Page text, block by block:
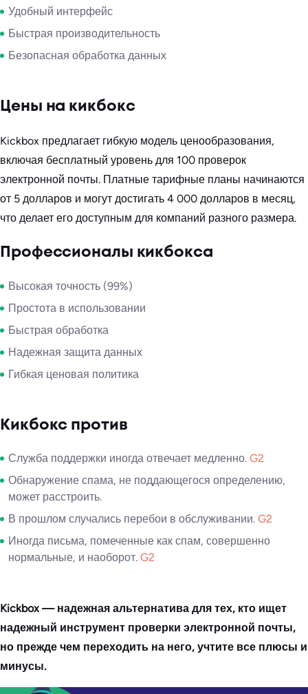
Удобный интерфейс
Быстрая производительность
Безопасная обработка данных
Цены на кикбокс
Kickbox предлагает гибкую модель ценообразования,
включая бесплатный уровень для 100 проверок
электронной почты. Платные тарифные планы начинаются
от 5 долларов и могут достигать 4 000 долларов в месяц,
что делает его доступным для компаний разного размера.
Профессионалы кикбокса
Высокая точность (99%)
Простота в использовании
Быстрая обработка
Надежная защита данных
Гибкая ценовая политика
Кикбокс против
Служба поддержки иногда отвечает медленно. G2
Обнаружение спама, не поддающегося определению,
может расстроить.
В прошлом случались перебои в обслуживании. G2
Иногда письма, помеченные как спам, совершенно
нормальные, и наоборот. G2
Kickbox — надежная альтернатива для тех, кто ищет
надежный инструмент проверки электронной почты,
но прежде чем переходить на него, учтите все плюсы и
минусы.